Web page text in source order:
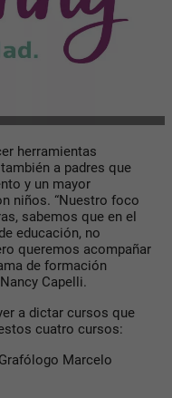
herramientas
a padres que
y un mayor
niños. “Nuestro foco
sabemos que en el
educación, no
queremos acompañar
de formación
Capelli.
a dictar cursos que
cuatro cursos:
Marcelo